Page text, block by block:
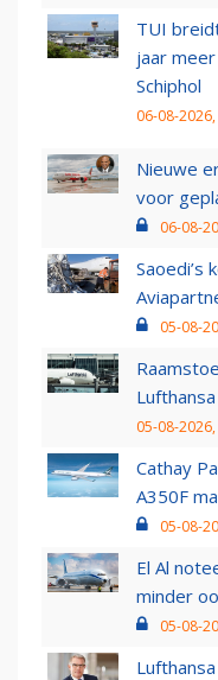
TUI
jaar
Schiphol
06-08-
Nieuwe
voor
06-08-
Saoedi’s
05-08-
05-08-2026,
Cathay
A350F
05-08-
El Al
minder
05-08-